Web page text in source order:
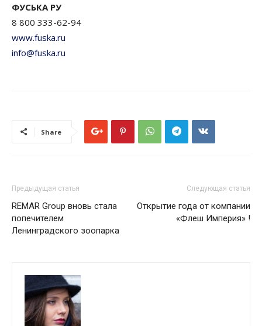
ФУСЬКА РУ
8 800 333-62-94
www.fuska.ru
info@fuska.ru
Share
Предыдущая статья
REMAR Group вновь стала
попечителем
Ленинградского зоопарка
Следующая статья
Открытие года от компании
«Флеш Империя» !